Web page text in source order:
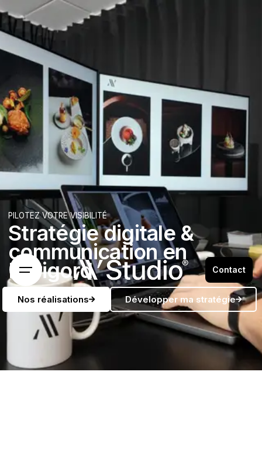
Contact
PILOTEZ VOTRE VISIBILITÉ
Stratégie digitale &
communication en
Périgord
Nos réalisations Développer ma stratégie